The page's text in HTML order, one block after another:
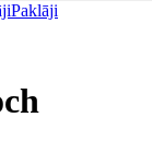
Paklāji